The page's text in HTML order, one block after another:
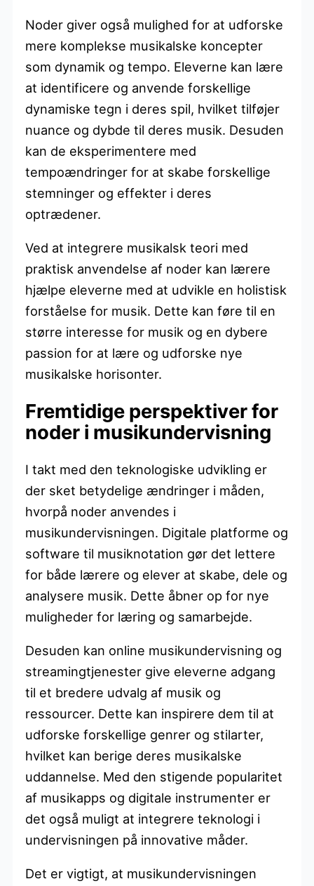
Noder giver også mulighed for at udforske
mere komplekse musikalske koncepter
som dynamik og tempo. Eleverne kan lære
at identificere og anvende forskellige
dynamiske tegn i deres spil, hvilket tilføjer
nuance og dybde til deres musik. Desuden
kan de eksperimentere med
tempoændringer for at skabe forskellige
stemninger og effekter i deres
optrædener.
Ved at integrere musikalsk teori med
praktisk anvendelse af noder kan lærere
hjælpe eleverne med at udvikle en holistisk
forståelse for musik. Dette kan føre til en
større interesse for musik og en dybere
passion for at lære og udforske nye
musikalske horisonter.
Fremtidige perspektiver for
noder i musikundervisning
I takt med den teknologiske udvikling er
der sket betydelige ændringer i måden,
hvorpå noder anvendes i
musikundervisningen. Digitale platforme og
software til musiknotation gør det lettere
for både lærere og elever at skabe, dele og
analysere musik. Dette åbner op for nye
muligheder for læring og samarbejde.
Desuden kan online musikundervisning og
streamingtjenester give eleverne adgang
til et bredere udvalg af musik og
ressourcer. Dette kan inspirere dem til at
udforske forskellige genrer og stilarter,
hvilket kan berige deres musikalske
uddannelse. Med den stigende popularitet
af musikapps og digitale instrumenter er
det også muligt at integrere teknologi i
undervisningen på innovative måder.
Det er vigtigt, at musikundervisningen